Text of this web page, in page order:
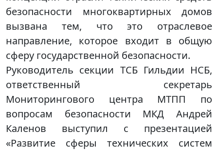
безопасности многоквартирных домов
вызвана тем, что это отраслевое
направление, которое входит в общую
сферу государственной безопасности.
Руководитель секции ТСБ Гильдии НСБ,
ответственный секретарь
Мониторингового центра МТПП по
вопросам безопасности МКД Андрей
Каленов выступил с презентацией
«Развитие сферы технических систем